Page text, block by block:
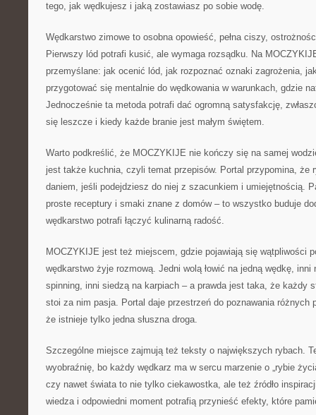
tego, jak wędkujesz i jaką zostawiasz po sobie wodę.
Wędkarstwo zimowe to osobna opowieść, pełna ciszy,
Pierwszy lód potrafi kusić, ale wymaga rozsądku. Na
przemyślane: jak ocenić lód, jak rozpoznać oznaki zagrożenia,
przygotować się mentalnie do wędkowania w warunkach, gdzie
Jednocześnie ta metoda potrafi dać ogromną satysfakcję,
się leszcze i kiedy każde branie jest małym świętem.
Warto podkreślić, że MOCZYKIJE nie kończy się na samej
jest także kuchnia, czyli temat przepisów. Portal przypomina, że
daniem, jeśli podejdziesz do niej z szacunkiem i umiejętnością.
proste receptury i smaki znane z domów – to wszystko buduje
wędkarstwo potrafi łączyć kulinarną radość.
MOCZYKIJE jest też miejscem, gdzie pojawiają się wątpliwości
wędkarstwo żyje rozmową. Jedni wolą łowić na jedną wędkę,
spinning, inni siedzą na karpiach – a prawda jest taka, że każdy
stoi za nim pasja. Portal daje przestrzeń do poznawania różnych
że istnieje tylko jedna słuszna droga.
Szczególne miejsce zajmują też teksty o największych rybach.
wyobraźnię, bo każdy wędkarz ma w sercu marzenie o „rybie
czy nawet świata to nie tylko ciekawostka, ale też źródło
wiedza i odpowiedni moment potrafią przynieść efekty, które